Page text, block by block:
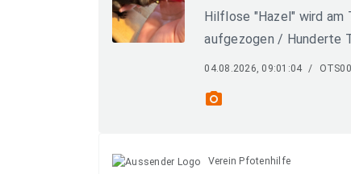
Hilflose "Hazel" wird
aufgezogen / Hunderte
04.08.2026, 09:01:04 /
photo_camera
Verein Pfotenhilfe